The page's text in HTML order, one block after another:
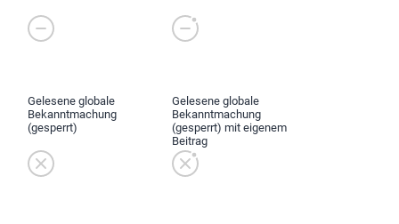
Gelesene globale
Bekanntmachung
(gesperrt)
Gelesene globale
Bekanntmachung
(gesperrt) mit eigenem
Beitrag